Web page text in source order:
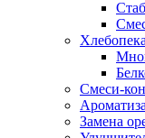
Смеси-
Замена